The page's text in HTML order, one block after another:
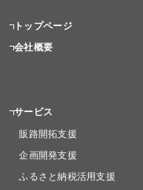
トップページ
会社概要
サービス
販路開拓支援
企画開発支援
ふるさと納税活用支援